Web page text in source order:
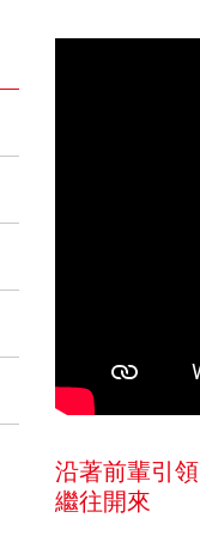
沿著前輩引
繼往開來